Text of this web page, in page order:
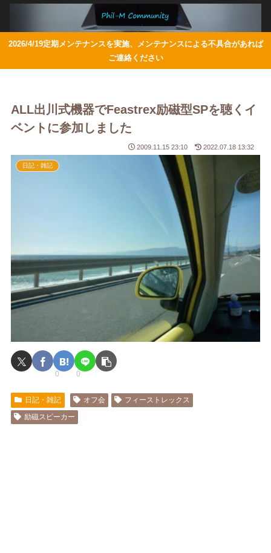
2026/4/19定期メンテナンスを実施、メンテナンスによる不具合があれば
ご連絡ください
ALL出川式機器でFeastrex励磁型SPを聴くイ
ベントに参加しました
2009.11.15 23:10 2022.07.18 13:32
日記・雑記
0 0
日記・雑記 オフ会
フィーストレックス
励磁スピーカー